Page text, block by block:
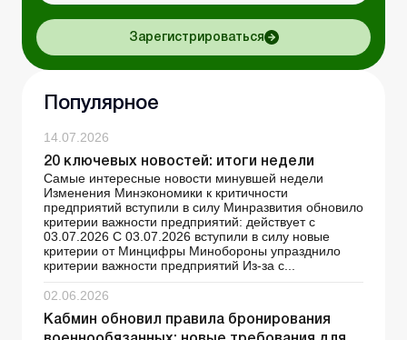
Зарегистрироваться
Популярное
14.07.2026
20 ключевых новостей: итоги недели
Самые интересные новости минувшей недели
Изменения Минэкономики к критичности
предприятий вступили в силу Минразвития обновило
критерии важности предприятий: действует с
03.07.2026 С 03.07.2026 вступили в силу новые
критерии от Минцифры Минобороны упразднило
критерии важности предприятий Из-за с...
02.06.2026
Кабмин обновил правила бронирования